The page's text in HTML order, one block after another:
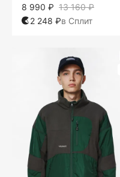
13 160 ₽
8 990 ₽
2 248 ₽в Сплит